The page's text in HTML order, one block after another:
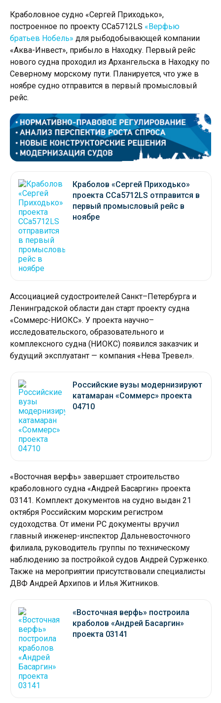
Краболовное судно «Сергей Приходько»,
построенное по проекту CCa5712LS «Верфью
братьев Нобель» для рыбодобывающей компании
«Аква-Инвест», прибыло в Находку. Первый рейс
нового судна проходил из Архангельска в Находку по
Северному морскому пути. Планируется, что уже в
ноябре судно отправится в первый промысловый
рейс.
Краболов «Сергей Приходько»
проекта CCa5712LS отправится в
первый промысловый рейс в
ноябре
Ассоциацией судостроителей Санкт–Петербурга и
Ленинградской области дан старт проекту судна
«Соммерс-НИОКС». У проекта научно–
исследовательского, образовательного и
комплексного судна (НИОКС) появился заказчик и
будущий эксплуатант — компания «Нева Тревел».
Российские вузы модернизируют
катамаран «Соммерс» проекта
04710
«Восточная верфь» завершает строительство
краболовного судна «Андрей Басаргин» проекта
03141. Комплект документов на судно выдан 21
октября Российским морским регистром
судоходства. От имени РС документы вручил
главный инженер-инспектор Дальневосточного
филиала, руководитель группы по техническому
наблюдению за постройкой судов Андрей Сурженко.
Также на мероприятии присутствовали специалисты
ДВФ Андрей Архипов и Илья Житников.
«Восточная верфь» построила
краболов «Андрей Басаргин»
проекта 03141